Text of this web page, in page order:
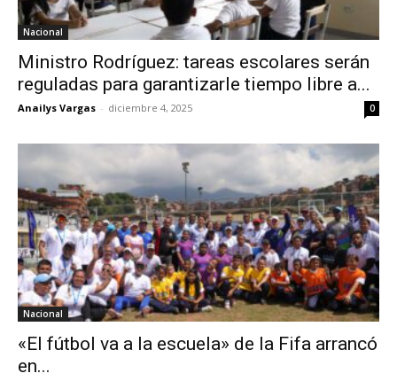
Nacional
Ministro Rodríguez: tareas escolares serán
reguladas para garantizarle tiempo libre a...
Anailys Vargas - diciembre 4, 2025 0
Nacional
«El fútbol va a la escuela» de la Fifa arrancó
en...